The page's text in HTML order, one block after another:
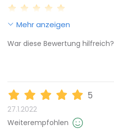
Gehalt
Mehr anzeigen
War diese Bewertung hilfreich?
5
27.1.2022
Weiterempfohlen